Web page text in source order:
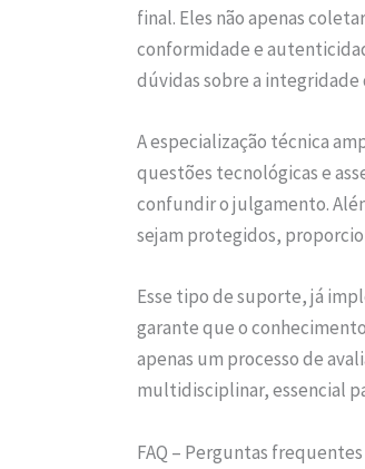
final. Eles não apenas
conformidade e
dúvidas sobre a integridade
A especialização técnica
questões tecnológicas e
confundir o julgamento.
sejam protegidos,
Esse tipo de suporte, já
garante que o
apenas um processo de
multidisciplinar, essencial
FAQ – Perguntas